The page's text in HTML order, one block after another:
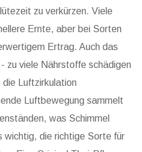
zu verkürzen. Viele
Ernte, aber bei Sorten
Ertrag. Auch das
zu viele Nährstoffe schädigen
Luftzirkulation
Luftbewegung sammelt
was Schimmel
wichtig, die richtige Sorte für